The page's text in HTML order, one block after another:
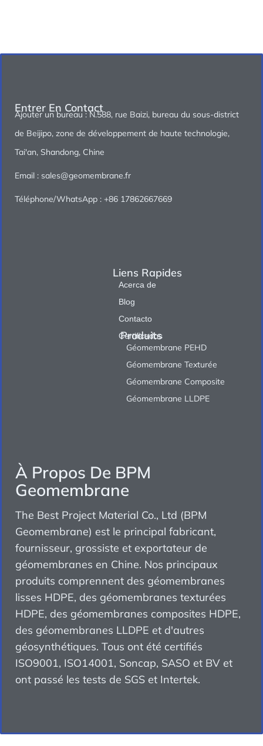
À Propos De BPM
Geomembrane
The Best Project Material Co., Ltd (BPM
Geomembrane) est le principal fabricant,
fournisseur, grossiste et exportateur de
géomembranes en Chine. Nos principaux
produits comprennent des géomembranes
lisses HDPE, des géomembranes texturées
HDPE, des géomembranes composites HDPE,
des géomembranes LLDPE et d'autres
géosynthétiques. Tous ont été certifiés
ISO9001, ISO14001, Soncap, SASO et BV et
ont passé les tests de SGS et Intertek.
Liens Rapides
Acerca de
Blog
Contacto
Certificados
Produits
Géomembrane PEHD
Géomembrane Texturée
Géomembrane Composite
Géomembrane LLDPE
Entrer En Contact
Ajouter un bureau : N.588, rue Baizi, bureau du sous-district
de Beijipo, zone de développement de haute technologie,
Tai'an, Shandong, Chine
Email : sales@geomembrane.fr
Téléphone/WhatsApp : +86 17862667669